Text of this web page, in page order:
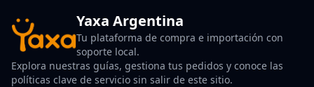
Yaxa Argentina
Tu plataforma de compra e importación con
soporte local.
Explora nuestras guías, gestiona tus pedidos y conoce las
políticas clave de servicio sin salir de este sitio.